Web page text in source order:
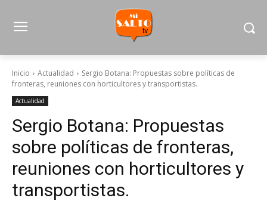
Inicio Actualidad
Sergio Botana: Propuestas sobre políticas de
fronteras, reuniones con horticultores y transportistas.
Actualidad
Sergio Botana: Propuestas
sobre políticas de fronteras,
reuniones con horticultores y
transportistas.